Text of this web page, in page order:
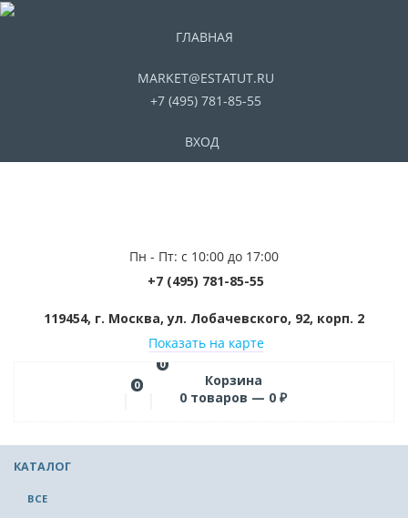
ГЛАВНАЯ
MARKET@ESTATUT.RU
+7 (495) 781-85-55
ВХОД
Пн - Пт: с 10:00 до 17:00
+7 (495) 781-85-55
119454, г. Москва, ул. Лобачевского, 92, корп. 2
Показать на карте
0
0
Корзина
0 товаров — 0 ₽
КАТАЛОГ
ВСЕ